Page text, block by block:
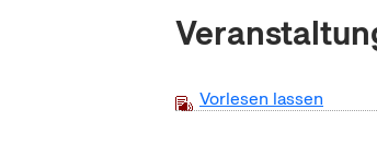
Vorlesen lassen